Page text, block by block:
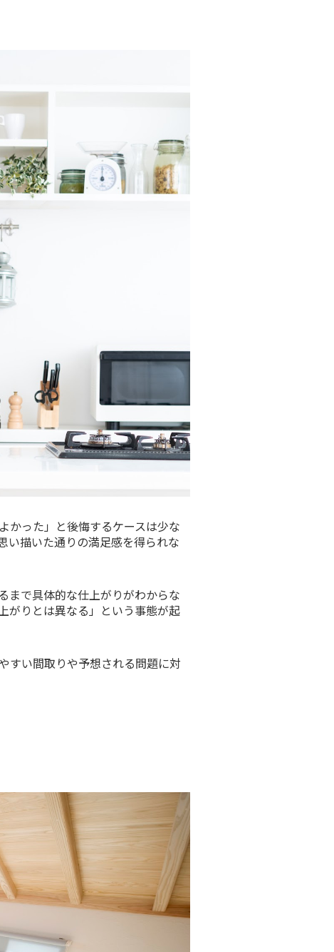
かった」と後悔するケースは少な
い描いた通りの満足感を得られな
まで具体的な仕上がりがわからな
がりとは異なる」という事態が起
すい間取りや予想される問題に対